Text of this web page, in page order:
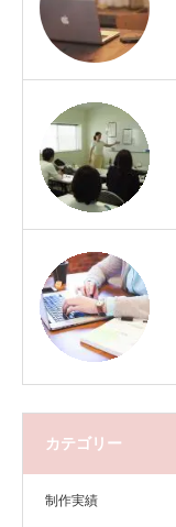
カテゴリー
制作実績